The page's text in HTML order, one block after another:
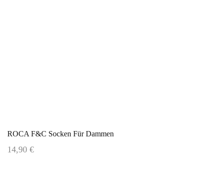
ROCA F&C Socken Für Dammen
14,90 €